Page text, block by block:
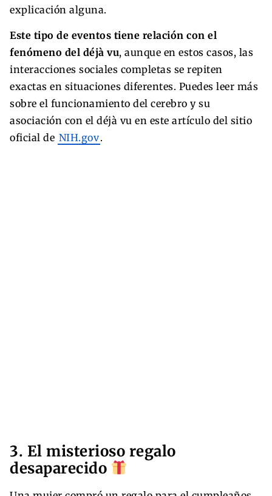
explicación alguna.
Este tipo de eventos tiene relación con el
fenómeno del déjà vu, aunque en estos casos, las
interacciones sociales completas se repiten
exactas en situaciones diferentes. Puedes leer más
sobre el funcionamiento del cerebro y su
asociación con el déjà vu en este artículo del sitio
oficial de NIH.gov.
3. El misterioso regalo
desaparecido